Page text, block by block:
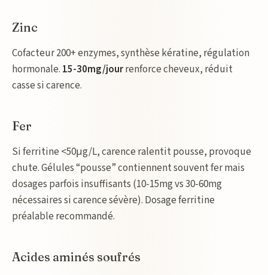
Zinc
Cofacteur 200+ enzymes, synthèse kératine, régulation
hormonale. 15-30mg/jourrenforce cheveux, réduit
casse si carence.
Fer
Si ferritine <50μg/L, carence ralentit pousse, provoque
chute. Gélules “pousse” contiennent souvent fer mais
dosages parfois insuffisants (10-15mg vs 30-60mg
nécessaires si carence sévère). Dosage ferritine
préalable recommandé.
Acides aminés soufrés